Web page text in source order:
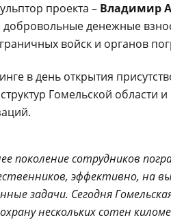
проекта – Владимир
добровольные денежные
войск и органов
в день открытия
Гомельской области
поколение сотрудников
эффективно, на
задачи. Сегодня
нескольких сотен